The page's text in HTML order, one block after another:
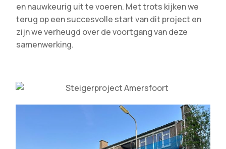
en nauwkeurig uit te voeren. Met trots kijken we
terug op een succesvolle start van dit project en
zijn we verheugd over de voortgang van deze
samenwerking.